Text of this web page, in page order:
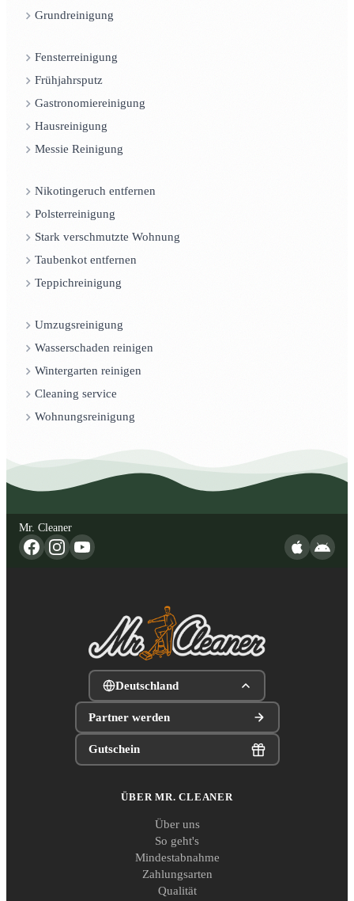
Grundreinigung
Fensterreinigung
Frühjahrsputz
Gastronomiereinigung
Hausreinigung
Messie Reinigung
Nikotingeruch entfernen
Polsterreinigung
Stark verschmutzte Wohnung
Taubenkot entfernen
Teppichreinigung
Umzugsreinigung
Wasserschaden reinigen
Wintergarten reinigen
Cleaning service
Wohnungsreinigung
Mr. Cleaner
Deutschland
Partner werden
Gutschein
ÜBER MR. CLEANER
Über uns
So geht's
Mindestabnahme
Zahlungsarten
Qualität